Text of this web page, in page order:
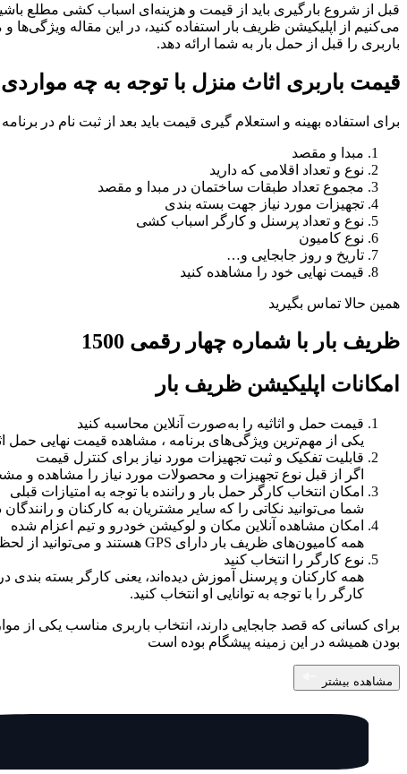
قبل از شروع بارگیری باید از قیمت و هزینه‌ای اسباب کشی مطلع
می‌کنیم از اپلیکیشن ظریف بار استفاده کنید، در این مقاله ویژگی‌ها
باربری را قبل از حمل بار به شما ارائه دهد.
قیمت باربری اثاث منزل با توجه به چه
برای استفاده بهینه و استعلام گیری قیمت باید بعد از ثبت نام در
مبدا و مقصد
نوع و تعداد اقلامی که دارید
مجموع تعداد طبقات ساختمان در مبدا و مقصد
تجهیزات مورد نیاز جهت بسته بندی
نوع و تعداد پرسنل و کارگر اسباب کشی
نوع کامیون
تاریخ و روز جابجایی و…
قیمت نهایی خود را مشاهده کنید
همین حالا تماس بگیرید
ظریف بار با شماره چهار رقمی 1500
امکانات اپلیکیشن ظریف بار
قیمت حمل و اثاثیه را به‌صورت آنلاین محاسبه کنید
یکی از مهم‌ترین ویژگی‌های برنامه ، مشاهده قیمت نهایی حمل
قابلیت تفکیک و ثبت تجهیزات مورد نیاز برای کنترل قیمت
اگر از قبل نوع تجهیزات و محصولات مورد نیاز را مشاهده و
امکان انتخاب کارگر حمل بار و راننده با توجه به امتیازات قبلی
شما می‌توانید نکاتی را که سایر مشتریان به کارکنان و
امکان مشاهده آنلاین مکان و لوکیشن خودرو و تیم اعزام شده
همه کامیون‌های ظریف بار دارای GPS هستند و می‌توانید از لحظه ثبت سفارش تا پایان اسباب کشی روی نقشه برای شما کاربران عزیز، مکان آن‌ها را به‌صورت آنلاین مشاهده کنید.
نوع کارگر را انتخاب کنید
همه کارکنان و پرسنل آموزش دیده‌اند، یعنی کارگر بسته
کارگر را با توجه به توانایی او انتخاب کنید.
برای کسانی که قصد جابجایی دارند، انتخاب باربری مناسب یکی
بودن همیشه در این زمینه پیشگام بوده است
مشاهده بیشتر